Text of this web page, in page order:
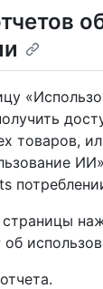
товаров,
об